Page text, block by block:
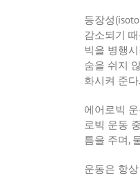
등장성
감소되기
빅을 병행
숨을 쉬지
화시켜 준다.
에어로빅
로빅 운동
틈을 주며,
운동은 항